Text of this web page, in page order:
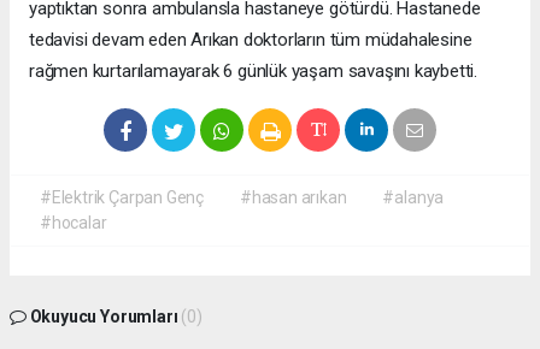
yaptıktan sonra ambulansla hastaneye götürdü. Hastanede
tedavisi devam eden Arıkan doktorların tüm müdahalesine
rağmen kurtarılamayarak 6 günlük yaşam savaşını kaybetti.
#Elektrik Çarpan Genç #hasan arıkan
#alanya
#hocalar
Okuyucu Yorumları (0)